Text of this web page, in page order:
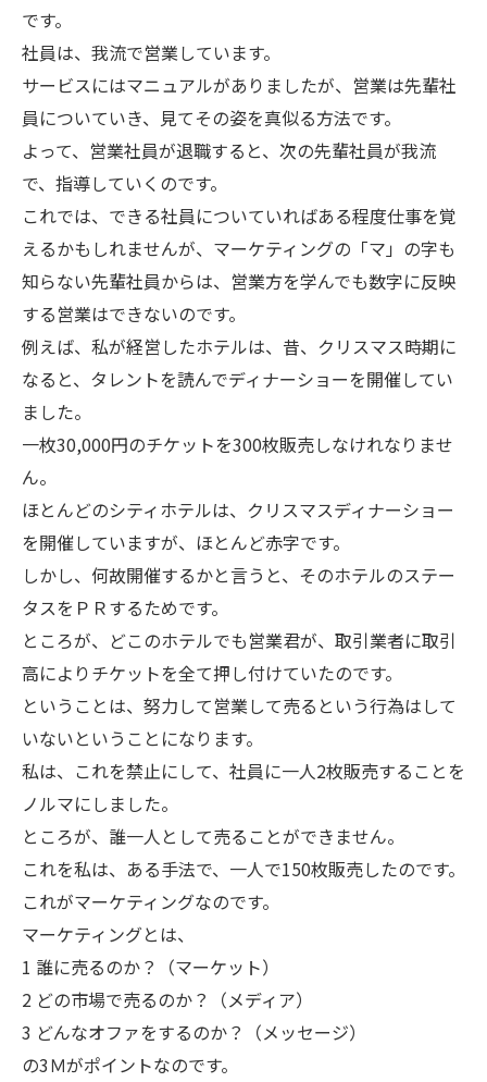
です。
社員は、我流で営業しています。
サービスにはマニュアルがありましたが、営業は先輩社
員についていき、見てその姿を真似る方法です。
よって、営業社員が退職すると、次の先輩社員が我流
で、指導していくのです。
これでは、できる社員についていればある程度仕事を覚
えるかもしれませんが、マーケティングの「マ」の字も
知らない先輩社員からは、営業方を学んでも数字に反映
する営業はできないのです。
例えば、私が経営したホテルは、昔、クリスマス時期に
なると、タレントを読んでディナーショーを開催してい
ました。
一枚30,000円のチケットを300枚販売しなけれなりませ
ん。
ほとんどのシティホテルは、クリスマスディナーショー
を開催していますが、ほとんど赤字です。
しかし、何故開催するかと言うと、そのホテルのステー
タスをＰＲするためです。
ところが、どこのホテルでも営業君が、取引業者に取引
高によりチケットを全て押し付けていたのです。
ということは、努力して営業して売るという行為はして
いないということになります。
私は、これを禁止にして、社員に一人2枚販売することを
ノルマにしました。
ところが、誰一人として売ることができません。
これを私は、ある手法で、一人で150枚販売したのです。
これがマーケティングなのです。
マーケティングとは、
1 誰に売るのか？（マーケット）
2 どの市場で売るのか？（メディア）
3 どんなオファをするのか？（メッセージ）
の3Ｍがポイントなのです。